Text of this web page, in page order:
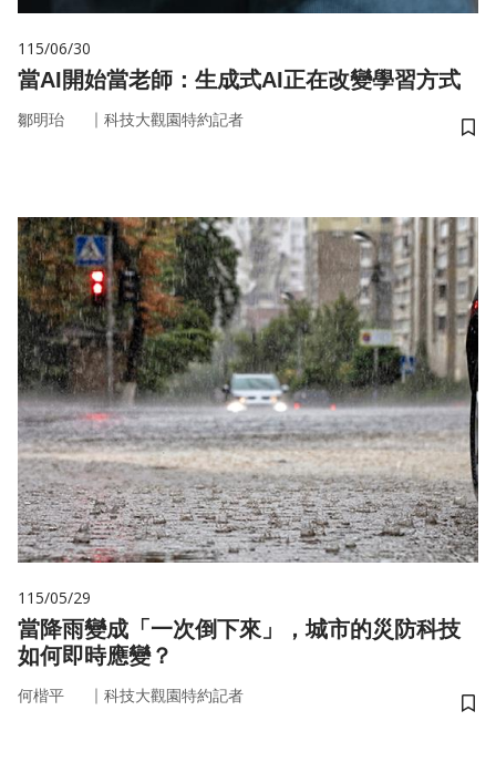
115/06/30
當AI開始當老師：生成式AI正在改變學習方式
鄒明珆 ｜ 科技大觀園特約記者
儲
115/05/29
當降雨變成「一次倒下來」，城市的災防科技
如何即時應變？
何楷平 ｜ 科技大觀園特約記者
儲